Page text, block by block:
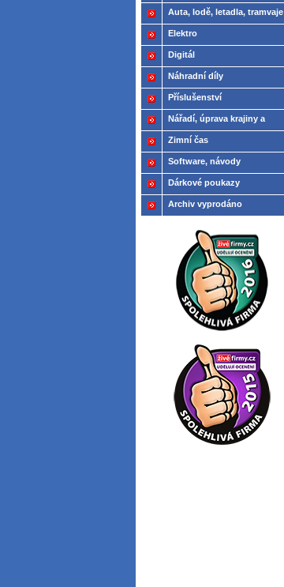
Auta, lodě, letadla, tramvaje
Elektro
Digitál
Náhradní díly
Příslušenství
Nářadí, úprava krajiny a
modelů
Zimní čas
Software, návody
Dárkové poukazy
Archiv vyprodáno